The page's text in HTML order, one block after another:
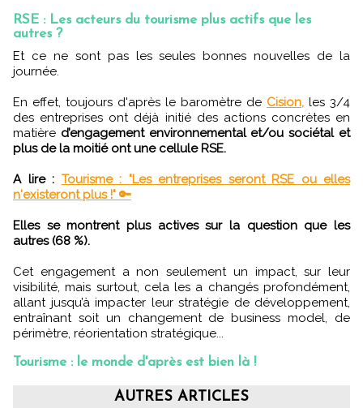
RSE : Les acteurs du tourisme plus actifs que les
autres ?
Et ce ne sont pas les seules bonnes nouvelles de la
journée.
En effet, toujours d'après le baromètre de Cision, les 3/4
des entreprises ont déjà initié des actions concrètes en
matière d’engagement environnemental et/ou sociétal et
plus de la moitié ont une cellule RSE.
A lire : Tourisme : "Les entreprises seront RSE ou elles
n'existeront plus !" 🔑
Elles se montrent plus actives sur la question que les
autres (68 %).
Cet engagement a non seulement un impact, sur leur
visibilité, mais surtout, cela les a changés profondément,
allant jusqu’à impacter leur stratégie de développement,
entraînant soit un changement de business model, de
périmètre, réorientation stratégique...
Tourisme : le monde d'après est bien là !
AUTRES ARTICLES